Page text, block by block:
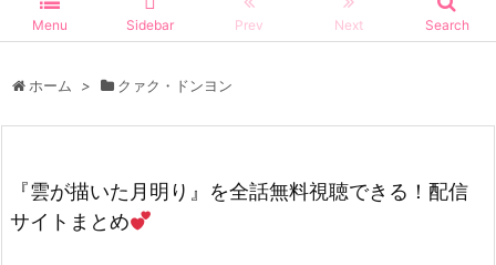
Menu Sidebar Prev Next Search
ホーム > クァク・ドンヨン
『雲が描いた月明り』を全話無料視聴できる！配信
サイトまとめ